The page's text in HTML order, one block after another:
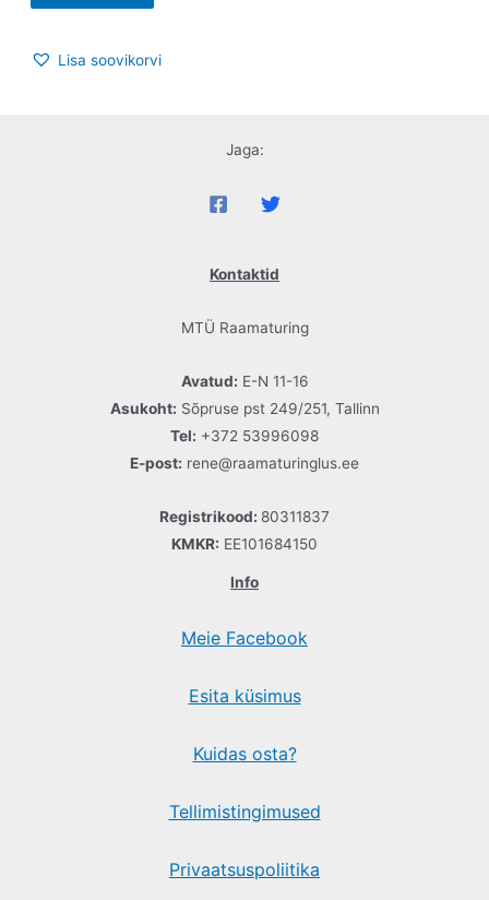
Lisa soovikorvi
Jaga:
Kontaktid
MTÜ Raamaturing
Avatud: E-N 11-16
Asukoht: Sõpruse pst 249/251, Tallinn
Tel: +372 53996098
E-post: rene@raamaturinglus.ee
Registrikood: 80311837
KMKR: EE101684150
Info
Meie Facebook
Esita küsimus
Kuidas osta?
Tellimistingimused
Privaatsuspoliitika